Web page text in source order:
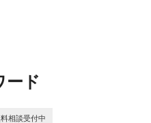
ード
相談受付中